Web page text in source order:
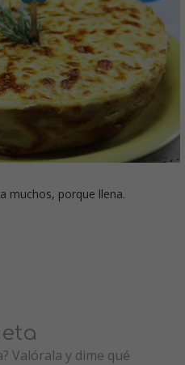
muchos, porque llena.
Valórala y dime qué